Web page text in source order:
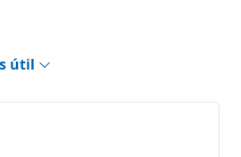
útil